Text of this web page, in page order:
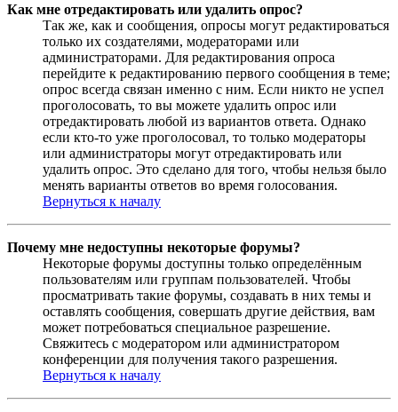
Как мне отредактировать или удалить опрос?
Так же, как и сообщения, опросы могут редактироваться
только их создателями, модераторами или
администраторами. Для редактирования опроса
перейдите к редактированию первого сообщения в теме;
опрос всегда связан именно с ним. Если никто не успел
проголосовать, то вы можете удалить опрос или
отредактировать любой из вариантов ответа. Однако
если кто-то уже проголосовал, то только модераторы
или администраторы могут отредактировать или
удалить опрос. Это сделано для того, чтобы нельзя было
менять варианты ответов во время голосования.
Вернуться к началу
Почему мне недоступны некоторые форумы?
Некоторые форумы доступны только определённым
пользователям или группам пользователей. Чтобы
просматривать такие форумы, создавать в них темы и
оставлять сообщения, совершать другие действия, вам
может потребоваться специальное разрешение.
Свяжитесь с модератором или администратором
конференции для получения такого разрешения.
Вернуться к началу